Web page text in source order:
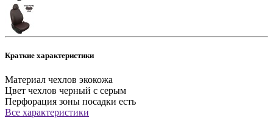
Краткие характеристики
Материал чехлов экокожа
Цвет чехлов черный с серым
Перфорация зоны посадки есть
Все характеристики